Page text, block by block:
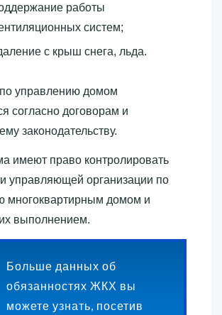
работы
систем;
с крыш снега, льда.
по управлению домом
согласно договорам и
законодательству.
имеют право контролировать
управляющей организации по
многоквартирным домом и
выполнением.
Больше данных об
обязанностях ЖКХ вы
можете узнать, посетив